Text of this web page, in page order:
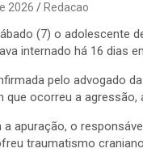
2026 Redacao
(7) o adolescente
internado há 16 dias
pelo advogado
que ocorreu a
apuração, o
traumatismo